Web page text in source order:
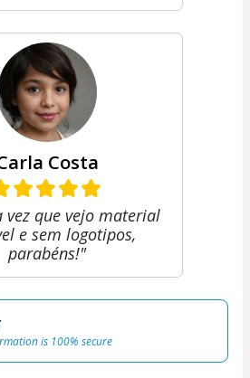
Costa
vez que vejo material
e sem logotipos,
parabéns!"
is 100% secure